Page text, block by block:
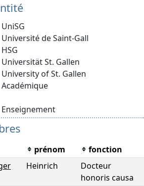
UniSG
Université de Saint-Gall
HSG
Universität St. Gallen
University of St. Gallen
Académique
Enseignement
prénom
fonction
Heinrich
Docteur
honoris causa